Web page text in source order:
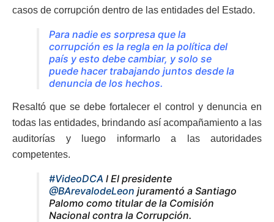
casos de corrupción dentro de las entidades del Estado.
Para nadie es sorpresa que la
corrupción es la regla en la política del
país y esto debe cambiar, y solo se
puede hacer trabajando juntos desde la
denuncia de los hechos.
Resaltó que se debe fortalecer el control y denuncia en
todas las entidades, brindando así acompañamiento a las
auditorías y luego informarlo a las autoridades
competentes.
#VideoDCA l El presidente
@BArevalodeLeon juramentó a Santiago
Palomo como titular de la Comisión
Nacional contra la Corrupción.